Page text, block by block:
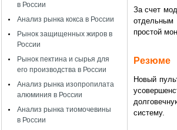
в России
Анализ рынка кокса в России
Рынок защищенных жиров в
России
Рынок пектина и сырья для
его производства в России
Анализ рынка изопропилата
алюминия в России
Анализ рынка тиомочевины
в России
За счет
отдельным
простой
Резюме
Новый
систему.